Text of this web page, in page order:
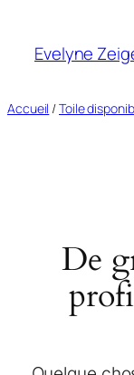
Evelyne
Accueil /Toile
De